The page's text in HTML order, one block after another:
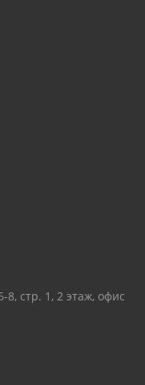
8, стр. 1, 2 этаж, офис